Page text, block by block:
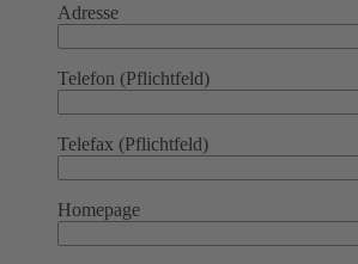
Adresse
Telefon (Pflichtfeld)
Telefax (Pflichtfeld)
Homepage